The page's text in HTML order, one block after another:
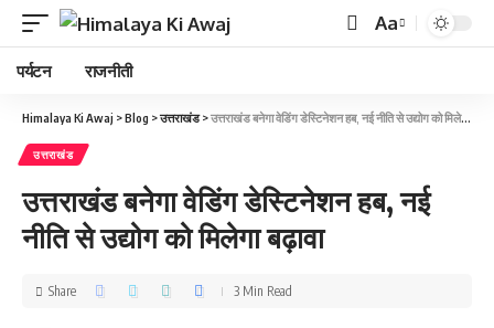
Aa
पर्यटन राजनीती
Himalaya Ki Awaj >Blog >उत्तराखंड>उत्तराखंड बनेगा वेडिंग डेस्टिनेशन हब, नई नीति से उद्योग को मिलेगा बढ़ावा
उत्तराखंड
उत्तराखंड बनेगा वेडिंग डेस्टिनेशन हब, नई
नीति से उद्योग को मिलेगा बढ़ावा
Share 3 Min Read